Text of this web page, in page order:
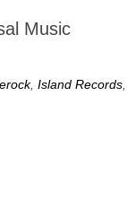
Music
, Island Records